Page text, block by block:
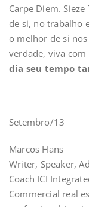
Carpe Diem.
de si, no trabalho
o melhor de si
verdade, viva
dia seu tempo
Setembro/13
Marcos Hans
Writer, Speaker,
Coach ICI
Commercial real